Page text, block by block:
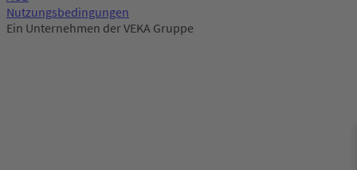
Nutzungsbedingungen
Ein Unternehmen der VEKA Gruppe